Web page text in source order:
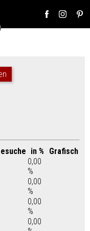
in %
Grafisch
0,00
%
0,00
%
0,00
%
0,00